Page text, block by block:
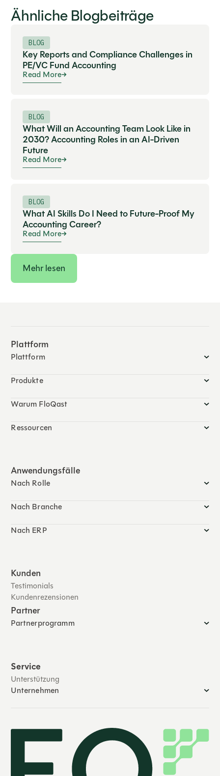
Ähnliche Blogbeiträge
BLOG
Key Reports and Compliance Challenges in
PE/VC Fund Accounting
Read More
BLOG
What Will an Accounting Team Look Like in
2030? Accounting Roles in an AI-Driven
Future
Read More
BLOG
What AI Skills Do I Need to Future-Proof My
Accounting Career?
Read More
Mehr lesen
Plattform
Plattform
Produkte
Warum FloQast
Ressourcen
Anwendungsfälle
Nach Rolle
Nach Branche
Nach ERP
Kunden
Testimonials
Kundenrezensionen
Partner
Partnerprogramm
Service
Unterstützung
Unternehmen